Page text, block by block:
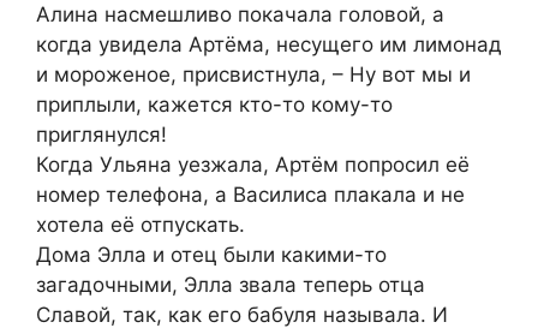
Алина насмешливо покачала головой, а
когда увидела Артёма, несущего им лимонад
и мороженое, присвистнула, – Ну вот мы и
приплыли, кажется кто-то кому-то
приглянулся!
Когда Ульяна уезжала, Артём попросил её
номер телефона, а Василиса плакала и не
хотела её отпускать.
Дома Элла и отец были какими-то
загадочными, Элла звала теперь отца
Славой, так, как его бабуля называла. И